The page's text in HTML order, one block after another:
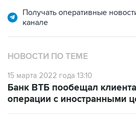
НОВОСТИ ПО ТЕМЕ
15 марта 2022 года 13:10
операции с иностранными
24 февраля 2022 года 14:35